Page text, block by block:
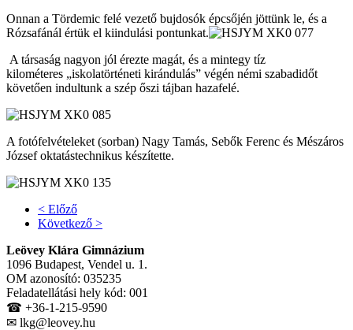
Onnan a Tördemic felé vezető bujdosók épcsőjén jöttünk le, és a
Rózsafánál értük el kiindulási pontunkat.
A társaság nagyon jól érezte magát, és a mintegy tíz
kilométeres „iskolatörténeti kirándulás” végén némi szabadidőt
követően indultunk a szép őszi tájban hazafelé.
A fotófelvételeket (sorban) Nagy Tamás, Sebők Ferenc és Mészáros
József oktatástechnikus készítette.
< Előző
Következő >
Leövey Klára Gimnázium
1096 Budapest, Vendel u. 1.
OM azonosító: 035235
Feladatellátási hely kód: 001
☎ +36-1-215-9590
✉ lkg@leovey.hu